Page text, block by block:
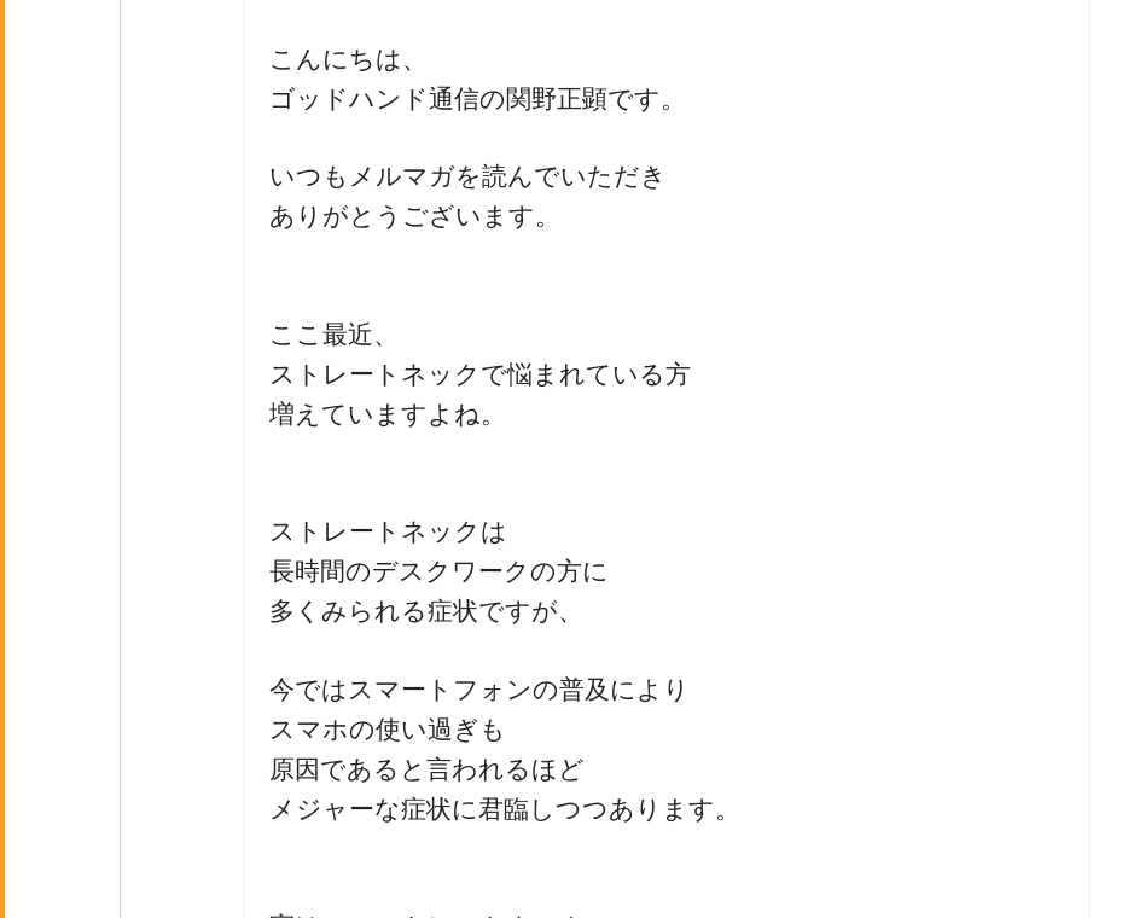
一流の整体師セミナー
こんにちは、
ゴッドハンド通信の関野正顕です。
いつもメルマガを読んでいただき
ありがとうございます。
ここ最近、
ストレートネックで悩まれている方
増えていますよね。
ストレートネックは
長時間のデスクワークの方に
多くみられる症状ですが、
今ではスマートフォンの普及により
スマホの使い過ぎも
原因であると言われるほど
メジャーな症状に君臨しつつあります。